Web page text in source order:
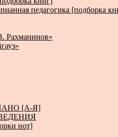
педагогика [подборка
Рахманинов»
[А-Я]
нот]